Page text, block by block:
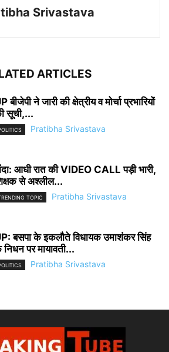
Srivastava
ARTICLES
बीजेपी ने जारी की क्षेत्रीय व मोर्चा प्रभारियों
सूची,...
Pratibha Srivastava
आधी रात की VIDEO CALL पड़ी भारी,
से अश्लील...
TOPIC Pratibha Srivastava
बसपा के इकलौते विधायक उमाशंकर सिंह
पर मायावती...
Pratibha Srivastava